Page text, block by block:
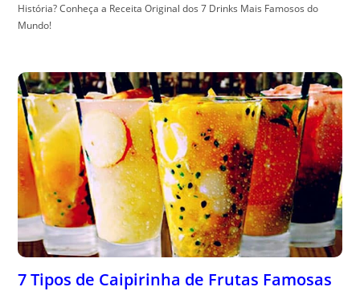
História? Conheça a Receita Original dos 7 Drinks Mais Famosos do
Mundo!
7 Tipos de Caipirinha de Frutas Famosas